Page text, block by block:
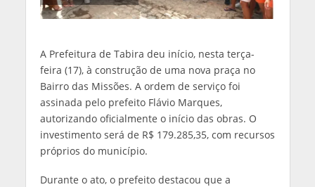
A Prefeitura de Tabira deu início, nesta terça-
feira (17), à construção de uma nova praça no
Bairro das Missões. A ordem de serviço foi
assinada pelo prefeito Flávio Marques,
autorizando oficialmente o início das obras. O
investimento será de R$ 179.285,35, com recursos
próprios do município.
Durante o ato, o prefeito destacou que a